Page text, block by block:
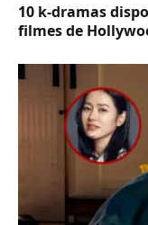
10 k-dramas
filmes de